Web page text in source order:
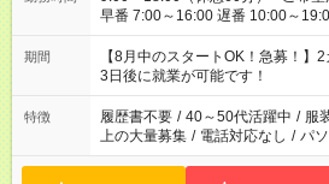
早番 7:00～16:00 遅番 10:00～19:00
と休みを合わせたい」 「余裕を持
「できれば残業はしたくない」
ね。 ※Wワーク希望の方へ 今ご覧のお仕事で希望する勤務時間
と、もう1つのお仕事の勤務時間
合は応募できません。
期間
【8月中のスタートOK！急募！
3日後に就業が可能です！
特徴 履歴書不要 / 40～50代活躍中 / 服
上の大量募集 / 電話対応なし / パ